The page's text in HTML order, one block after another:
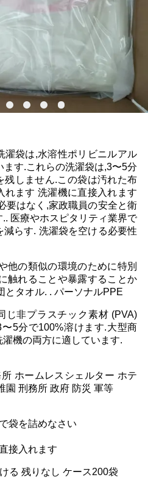
濯袋は,水溶性ポリビニルアル
ます.これらの洗濯袋は,3〜5分
残しません.この袋は汚れた布
れます 洗濯機に直接入れます
要はなく,家政職員の安全と衛
医療やホスピタリティ業界で
らす. 洗濯袋を空ける必要性
他の類似の環境のために特別
触れることや暴露することか
とタオル. . パーソナルPPE
じ非プラスチック素材 (PVA)
5分で100%溶けます.大型商
機の両方に適しています.
ホームレスシェルター ホテ
園 刑務所 政府 防災 軍等
袋を詰めなさい
接入れます
る 残りなし ケース200袋